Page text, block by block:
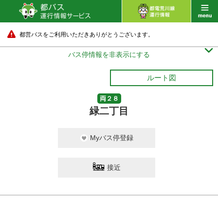
都営バスをご利用いただきありがとうございます。
バス停情報を非表示にする 
ルート図
両２８
緑二丁目
Myバス停登録
接近